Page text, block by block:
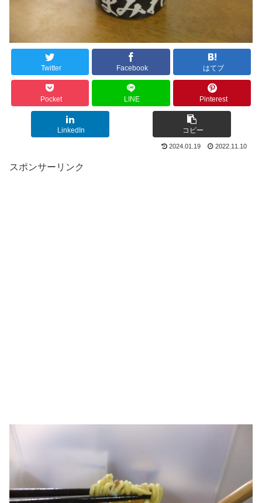
Twitter Facebook はてブ
Pocket LINE Pinterest
LinkedIn コピー
2024.01.19 2022.11.10
スポンサーリンク